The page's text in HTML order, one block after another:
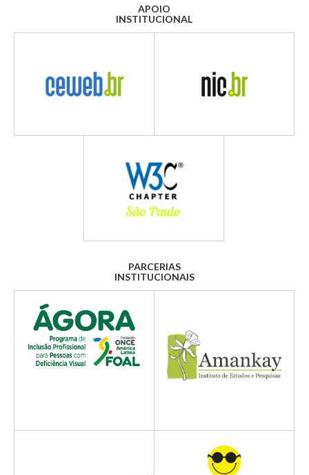
APOIO
INSTITUCIONAL
PARCERIAS
INSTITUCIONAIS